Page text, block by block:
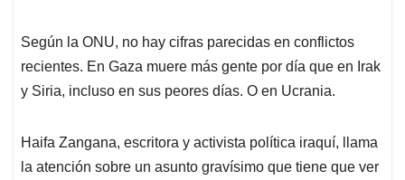
Según la ONU, no hay cifras parecidas en conflictos
recientes. En Gaza muere más gente por día que en Irak
y Siria, incluso en sus peores días. O en Ucrania.
Haifa Zangana, escritora y activista política iraquí, llama
la atención sobre un asunto gravísimo que tiene que ver